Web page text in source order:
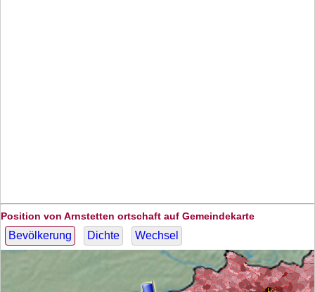
Position von Arnstetten ortschaft auf Gemeindekarte
Bevölkerung Dichte Wechsel